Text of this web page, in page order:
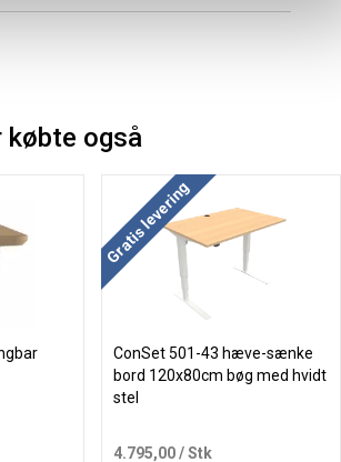
købte også
Gratis levering
ConSet 501-43 hæve-sænke
bord 120x80cm bøg med hvidt
stel
4.795,00/ Stk